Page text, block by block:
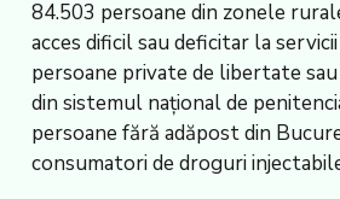
84.503 persoane din zonele
acces dificil sau deficitar la
persoane private de libertate
din sistemul național de
persoane fără adăpost din
consumatori de droguri